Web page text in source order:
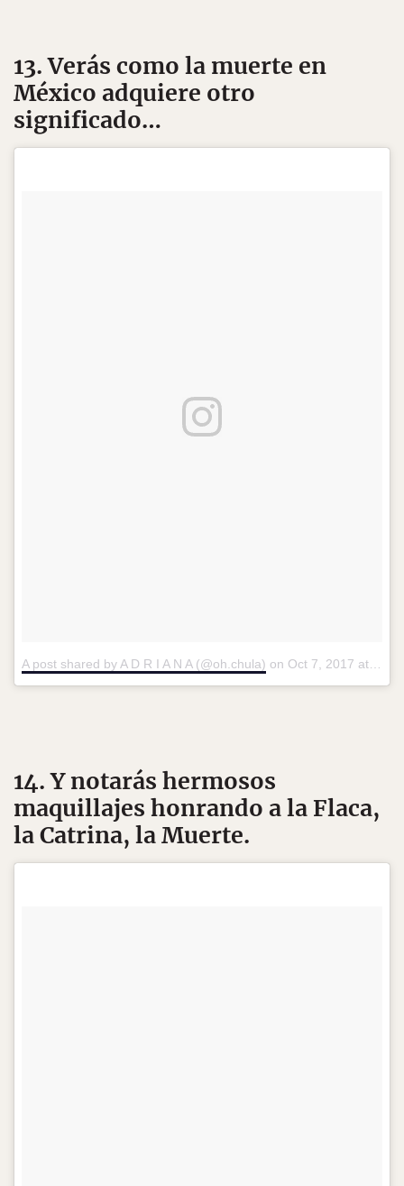
13. Verás como la muerte en
México adquiere otro
significado…
A post shared by A D R I A N A (@oh.chula) on Oct 7, 2017 at 7:14pm PDT
14. Y notarás hermosos
maquillajes honrando a la Flaca,
la Catrina, la Muerte.